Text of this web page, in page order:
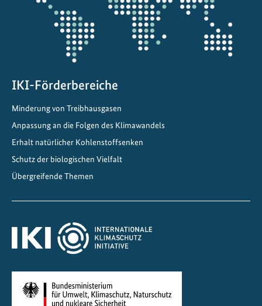
t
f
ü
n
e
e
i
IKI-Förderbereiche
Minderung von Treibhausgasen
Anpassung an die Folgen des Klimawandels
Erhalt natürlicher Kohlenstoffsenken
Schutz der biologischen Vielfalt
Übergreifende Themen